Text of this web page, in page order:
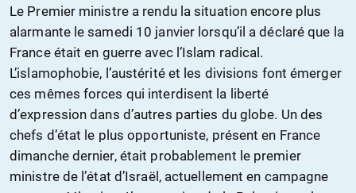
Le Premier ministre a rendu la situation encore plus
alarmante le samedi 10 janvier lorsqu’il a déclaré que la
France était en guerre avec l’Islam radical.
L’islamophobie, l’austérité et les divisions font émerger
ces mêmes forces qui interdisent la liberté
d’expression dans d’autres parties du globe. Un des
chefs d’état le plus opportuniste, présent en France
dimanche dernier, était probablement le premier
ministre de l’état d’Israël, actuellement en campagne